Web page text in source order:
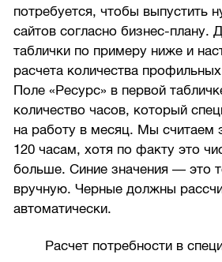
потребуется, чтобы выпустить
сайтов согласно бизнес-плану.
таблички по примеру ниже и
расчета количества
Поле «Ресурс» в первой
количество часов, который
на работу в месяц. Мы считаем
120 часам, хотя по факту это
больше. Синие значения — это
вручную. Черные должны
автоматически.
Расчет потребности в